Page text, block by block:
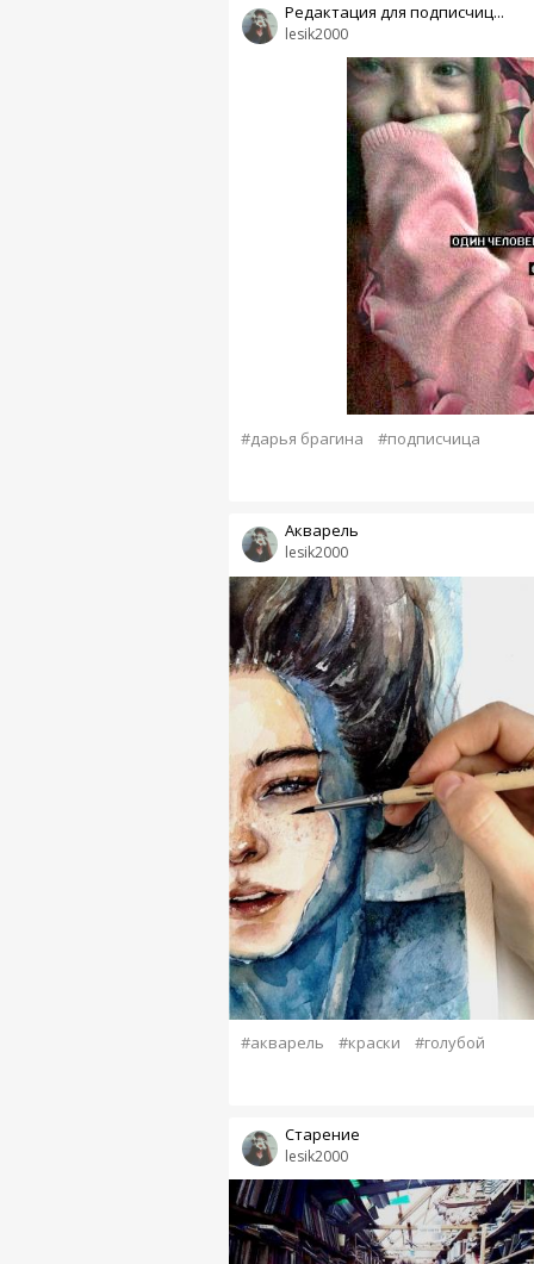
lesik2000
Редактация для подписчиц...
#дарья брагина #подписчица
lesik2000
Акварель
#акварель #краски #голубой
lesik2000
Старение